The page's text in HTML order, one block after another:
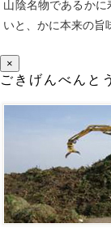
山陰名物であるか
いと、かに本来の旨
×
ごきげんべんと